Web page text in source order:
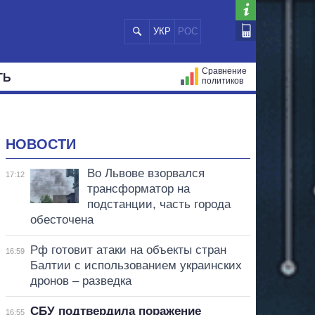
УКР РОС
Сравнение
политиков
НОВОСТИ
17:12
Во Львове взорвался
трансформатор на
подстанции, часть города
обесточена
16:59
Рф готовит атаки на объекты стран
Балтии с использованием украинских
дронов – разведка
16:55
СБУ подтвердила поражение